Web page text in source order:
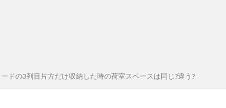
ドの3列目片方だけ収納した時の荷室スペースは同じ?違う?